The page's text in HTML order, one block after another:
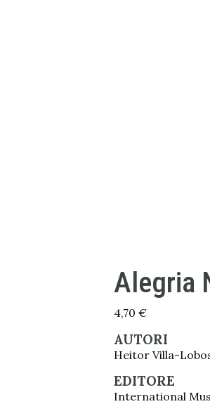
Alegria
4,70 €
AUTORI
Heitor Villa-
EDITORE
International